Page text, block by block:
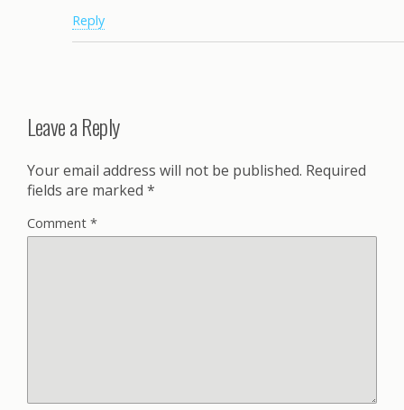
Reply
Leave a Reply
Your email address will not be published. Required
fields are marked *
Comment *